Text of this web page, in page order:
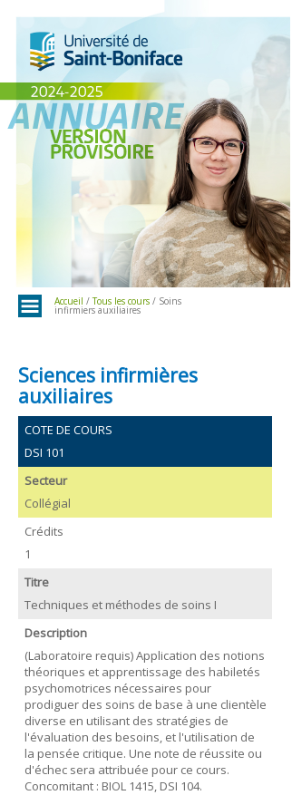
Menu Accueil /Tous les cours / Soins
infirmiers auxiliaires
Sciences infirmières
auxiliaires
COTE DE COURS
DSI 101
Secteur
Collégial
Crédits
1
Titre
Techniques et méthodes de soins I
Description
(Laboratoire requis) Application des notions
théoriques et apprentissage des habiletés
psychomotrices nécessaires pour
prodiguer des soins de base à une clientèle
diverse en utilisant des stratégies de
l'évaluation des besoins, et l'utilisation de
la pensée critique. Une note de réussite ou
d'échec sera attribuée pour ce cours.
Concomitant : BIOL 1415, DSI 104.